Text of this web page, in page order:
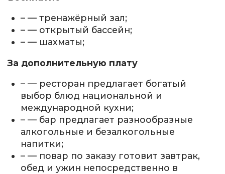
– — тренажёрный зал;
– — открытый бассейн;
– — шахматы;
За дополнительную плату
– — ресторан предлагает богатый
выбор блюд национальной и
международной кухни;
– — бар предлагает разнообразные
алкогольные и безалкогольные
напитки;
– — повар по заказу готовит завтрак,
обед и ужин непосредственно в